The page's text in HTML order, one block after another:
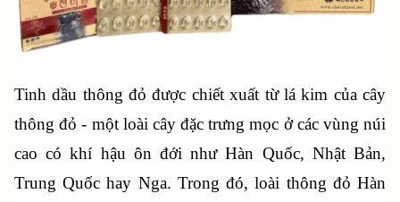
Tinh dầu thông đỏ được chiết xuất từ lá kim của cây
thông đỏ - một loài cây đặc trưng mọc ở các vùng núi
cao có khí hậu ôn đới như Hàn Quốc, Nhật Bản,
Trung Quốc hay Nga. Trong đó, loài thông đỏ Hàn